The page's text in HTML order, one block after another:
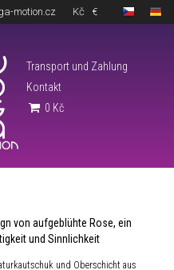
motion.cz Kč €
Transport und Zahlung
Kontakt
0 Kč
von aufgeblühte Rose, ein
und Sinnlichkeit
und Oberschicht aus